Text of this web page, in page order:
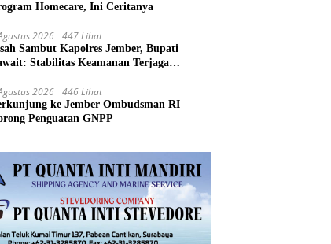
Homecare, Ini Ceritanya
2026 447 Lihat
Sambut Kapolres Jember, Bupati
Stabilitas Keamanan Terjaga
2026 446 Lihat
ke Jember Ombudsman RI
Penguatan GNPP